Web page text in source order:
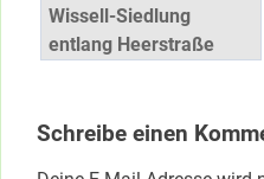
Wissell-Siedlung
entlang Heerstraße
Schreibe einen